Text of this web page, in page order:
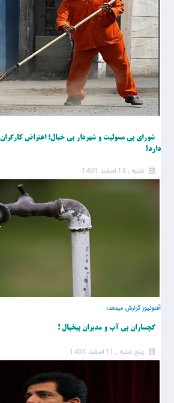
شورای بی مسولیت و شهردار بی خیال؛ اعتراض
دارد؟
شنبه , 13 اسفند 1401
اَفتونیوز گزارش میدهد؛
گچساران بی آب و مدیران بیخیال !
پنج شنبه , 11 اسفند 1401